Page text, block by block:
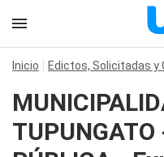
Inicio Edictos, Solicitadas y